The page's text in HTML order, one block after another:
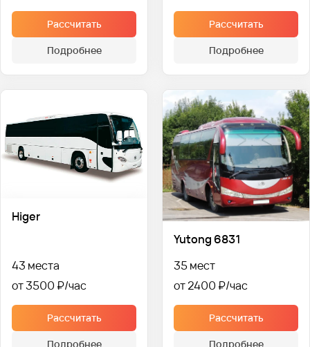
Рассчитать
Подробнее
Рассчитать
Подробнее
Higer
43 места
от 3500 ₽
Рассчитать
Подробнее
Yutong 6831
35 мест
от 2400 ₽
Рассчитать
Подробнее